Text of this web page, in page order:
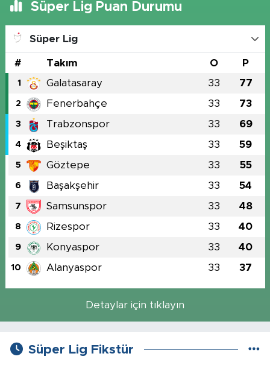
Süper Lig Puan Durumu
Süper Lig
# Takım O P
1 Galatasaray 33 77
2 Fenerbahçe 33 73
3 Trabzonspor 33 69
4 Beşiktaş 33 59
5 Göztepe 33 55
6 Başakşehir 33 54
7 Samsunspor 33 48
8 Rizespor 33 40
9 Konyaspor 33 40
10 Alanyaspor 33 37
Detaylar için tıklayın
Süper Lig Fikstür